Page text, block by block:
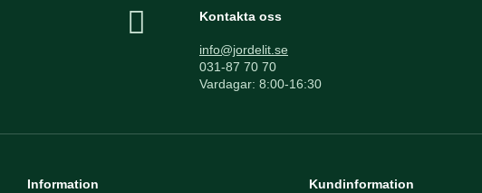
Kontakta oss
info@jordelit.se
031-87 70 70
Vardagar: 8:00-16:30
Information Kundinformation